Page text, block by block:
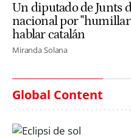
Un diputado de Junts
nacional por
hablar catalán
Miranda Solana
Global Content